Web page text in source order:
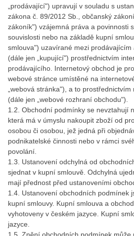
„prodávající") upravují v souladu s
zákona č. 89/2012 Sb., občanský
zákoník") vzájemná práva a povinnosti
souvislosti nebo na základě kupní
smlouva") uzavírané mezi prodávajícím
(dále jen „kupující") prostřednictvím
prodávajícího. Internetový obchod je
webové stránce umístěné na
„webová stránka"), a to
(dále jen „webové rozhraní obchodu").
1.2. Obchodní podmínky se nevztahují
která má v úmyslu nakoupit zboží od
osobou či osobou, jež jedná při
podnikatelské činnosti nebo v rámci
povolání.
1.3. Ustanovení odchylná od
sjednat v kupní smlouvě. Odchylná
mají přednost před ustanoveními
1.4. Ustanovení obchodních podmínek
kupní smlouvy. Kupní smlouva a
vyhotoveny v českém jazyce. Kupní
jazyce.